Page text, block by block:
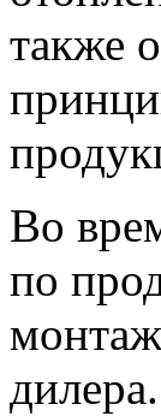
также
Во
по
дилера.